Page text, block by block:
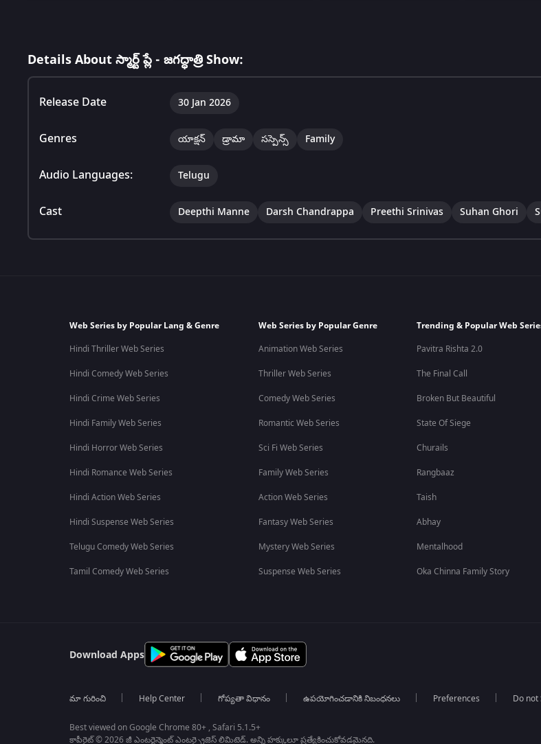
Details About స్మార్ట్ ప్లే - జగద్ధాత్రి Show:
Release Date 30 Jan 2026
Genres యాక్షన్ డ్రామా సస్పెన్స్ Family
Audio Languages: Telugu
Cast Deepthi Manne Darsh Chandrappa Preethi Srinivas Suhan Ghori
Web Series by Popular Lang & Genre
Hindi Thriller Web Series
Hindi Comedy Web Series
Hindi Crime Web Series
Hindi Family Web Series
Hindi Horror Web Series
Hindi Romance Web Series
Hindi Action Web Series
Hindi Suspense Web Series
Telugu Comedy Web Series
Tamil Comedy Web Series
Web Series by Popular Genre
Animation Web Series
Thriller Web Series
Comedy Web Series
Romantic Web Series
Sci Fi Web Series
Family Web Series
Action Web Series
Fantasy Web Series
Mystery Web Series
Suspense Web Series
Trending & Popular Web
Pavitra Rishta 2.0
The Final Call
Broken But Beautiful
State Of Siege
Churails
Rangbaaz
Taish
Abhay
Mentalhood
Oka Chinna Family Story
Download Apps
మా గురించి Help Center గోప్యతా విధానం ఉపయోగించడానికి నిబంధనలు Preferences Do
Best viewed on Google Chrome 80+ , Safari 5.1.5+
కాపీరైట్ © 2026 జీ ఎంటర్టైన్మెంట్ ఎంటర్ప్రైజెస్ లిమిటెడ్. అన్ని హక్కులూ ప్రత్యేకించుకోవడమైనది.